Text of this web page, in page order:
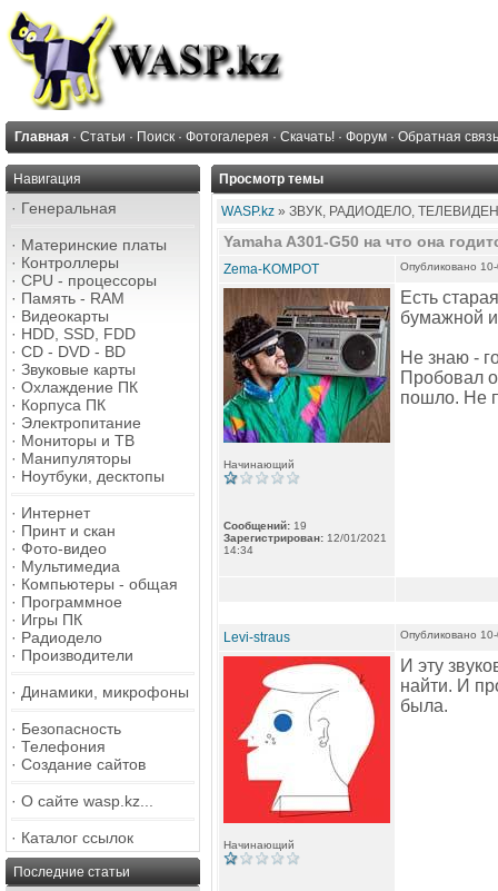
Главная · Статьи · Поиск · Фотогалерея · Скачать! · Форум · Обратная связь
Навигация
· Генеральная
· Материнские платы
· Контроллеры
· CPU - процессоры
· Память - RAM
· Видеокарты
· HDD, SSD, FDD
· CD - DVD - BD
· Звуковые карты
· Охлаждение ПК
· Корпуса ПК
· Электропитание
· Мониторы и ТВ
· Манипуляторы
· Ноутбуки, десктопы
· Интернет
· Принт и скан
· Фото-видео
· Мультимедиа
· Компьютеры - общая
· Программное
· Игры ПК
· Радиодело
· Производители
· Динамики, микрофоны
· Безопасность
· Телефония
· Создание сайтов
· О сайте wasp.kz...
· Каталог ссылок
Последние статьи
Просмотр темы
WASP.kz » ЗВУК, РАДИОДЕЛО,
Yamaha A301-G50 на что она
Zema-KOMPOT Опубликовано
Начинающий
Сообщений: 19
Зарегистрирован: 12/01/2021
14:34
Есть
бумажной
Не знаю -
Пробовал
пошло. Не
Levi-straus Опубликовано
Начинающий
И эту
найти. И
была.